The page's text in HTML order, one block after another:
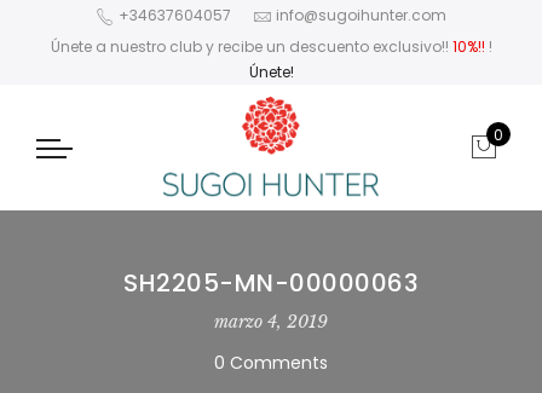
+34637604057
info@sugoihunter.com
Únete a nuestro club y recibe un descuento exclusivo!! 10%!! !
Únete!
0
SH2205-MN-00000063
marzo 4, 2019
0 Comments